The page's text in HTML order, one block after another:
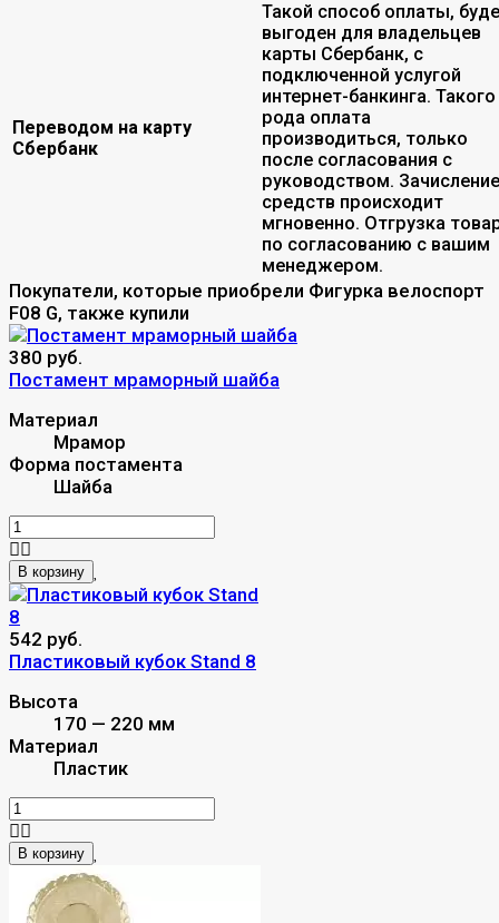
Переводом на карту
Сбербанк
Такой способ оплаты,
выгоден для владельцев
карты Сбербанк, с
подключенной услугой
интернет-банкинга. Такого
рода оплата
производиться, только
после согласования с
руководством. Зачисление
средств происходит
мгновенно. Отгрузка
по согласованию с вашим
менеджером.
Покупатели, которые приобрели Фигурка велоспорт
F08 G, также купили
380 руб.
Постамент мраморный шайба
Материал
Мрамор
Форма постамента
Шайба
В корзину
542 руб.
Пластиковый кубок Stand 8
Высота
170 — 220 мм
Материал
Пластик
В корзину